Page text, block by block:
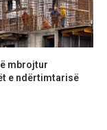
mbrojtur
e ndërtimtarisë